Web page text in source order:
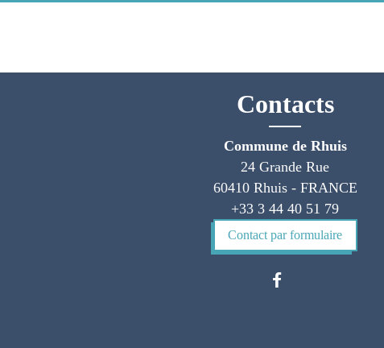
Contacts
Commune de Rhuis
24 Grande Rue
60410 Rhuis - FRANCE
+33 3 44 40 51 79
Contact par formulaire